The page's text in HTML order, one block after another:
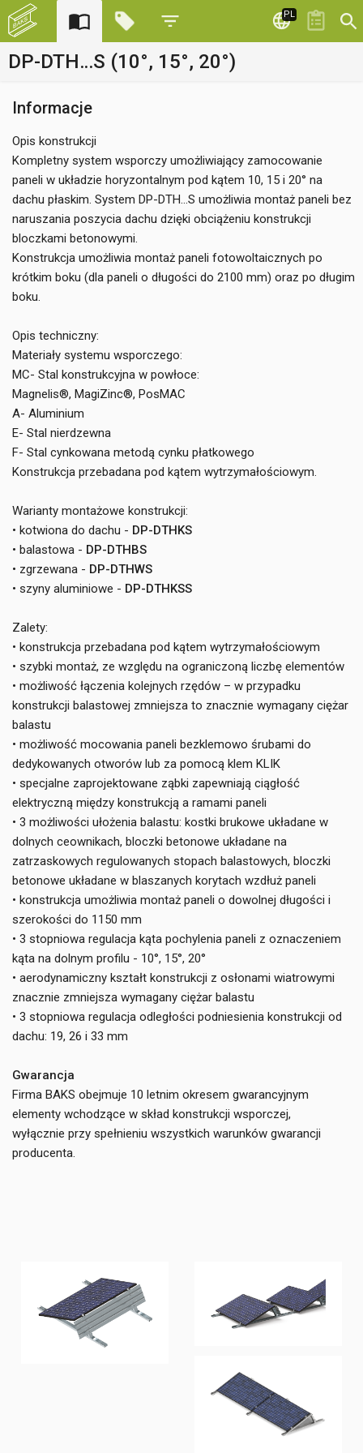
PL
DP-DTH…S (10°, 15°, 20°)
Informacje
Opis konstrukcji
Kompletny system wsporczy umożliwiający zamocowanie
paneli w układzie horyzontalnym pod kątem 10, 15 i 20° na
dachu płaskim. System DP-DTH...S umożliwia montaż paneli bez
naruszania poszycia dachu dzięki obciążeniu konstrukcji
bloczkami betonowymi.
Konstrukcja umożliwia montaż paneli fotowoltaicznych po
krótkim boku (dla paneli o długości do 2100 mm) oraz po długim
boku.
Opis techniczny:
Materiały systemu wsporczego:
MC- Stal konstrukcyjna w powłoce:
Magnelis®, MagiZinc®, PosMAC
A- Aluminium
E- Stal nierdzewna
F- Stal cynkowana metodą cynku płatkowego
Konstrukcja przebadana pod kątem wytrzymałościowym.
Warianty montażowe konstrukcji:
• kotwiona do dachu - DP-DTHKS
• balastowa - DP-DTHBS
• zgrzewana - DP-DTHWS
• szyny aluminiowe - DP-DTHKSS
Zalety:
• konstrukcja przebadana pod kątem wytrzymałościowym
• szybki montaż, ze względu na ograniczoną liczbę elementów
• możliwość łączenia kolejnych rzędów – w przypadku
konstrukcji balastowej zmniejsza to znacznie wymagany ciężar
balastu
• możliwość mocowania paneli bezklemowo śrubami do
dedykowanych otworów lub za pomocą klem KLIK
• specjalne zaprojektowane ząbki zapewniają ciągłość
elektryczną między konstrukcją a ramami paneli
• 3 możliwości ułożenia balastu: kostki brukowe układane w
dolnych ceownikach, bloczki betonowe układane na
zatrzaskowych regulowanych stopach balastowych, bloczki
betonowe układane w blaszanych korytach wzdłuż paneli
• konstrukcja umożliwia montaż paneli o dowolnej długości i
szerokości do 1150 mm
• 3 stopniowa regulacja kąta pochylenia paneli z oznaczeniem
kąta na dolnym profilu - 10°, 15°, 20°
• aerodynamiczny kształt konstrukcji z osłonami wiatrowymi
znacznie zmniejsza wymagany ciężar balastu
• 3 stopniowa regulacja odległości podniesienia konstrukcji od
dachu: 19, 26 i 33 mm
Gwarancja
Firma BAKS obejmuje 10 letnim okresem gwarancyjnym
elementy wchodzące w skład konstrukcji wsporczej,
wyłącznie przy spełnieniu wszystkich warunków gwarancji
producenta.